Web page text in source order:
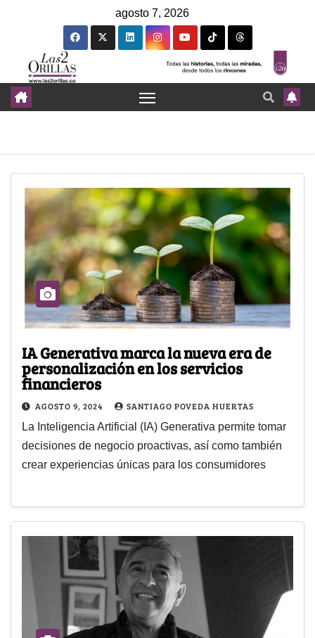
agosto 7, 2026
IA Generativa marca la nueva era de
personalización en los servicios
financieros
AGOSTO 9, 2024 SANTIAGO POVEDA HUERTAS
La Inteligencia Artificial (IA) Generativa permite tomar
decisiones de negocio proactivas, así como también
crear experiencias únicas para los consumidores